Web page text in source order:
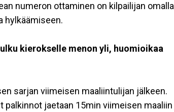
numeron ottaminen on kilpailijan omalla
hylkäämiseen.
kierokselle menon yli, huomioikaa
sarjan viimeisen maaliintulijan jälkeen.
palkinnot jaetaan 15min viimeisen maaliin